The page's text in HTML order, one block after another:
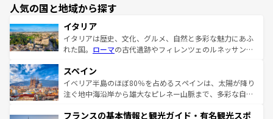
人気の国と地域から探す
イタリア
イタリアは歴史、文化、グルメ、自然と多彩な魅力にあふ
れた国。 ローマの古代遺跡やフィレンツェのルネッサンス
ろん、トスカーナの美しい田園風景やアマルフィ海岸の絶
景など、自然景観も見逃せない。観光の合間には、本場の
ピザやパスタなど、絶品のイタリア料理を堪能することも
ませてくれるイタリアで、忘れられない旅をしてみよう！
スペイン
イベリア半島のほぼ80％を占めるスペインは、太陽が降り
注ぐ地中海沿岸から雄大なピレネー山脈まで、多彩な自然
文化が根付くこの国では、情熱的なフラメンコ、熱気あふ
フランスの基本情報と観光ガイド・有名観光スポ